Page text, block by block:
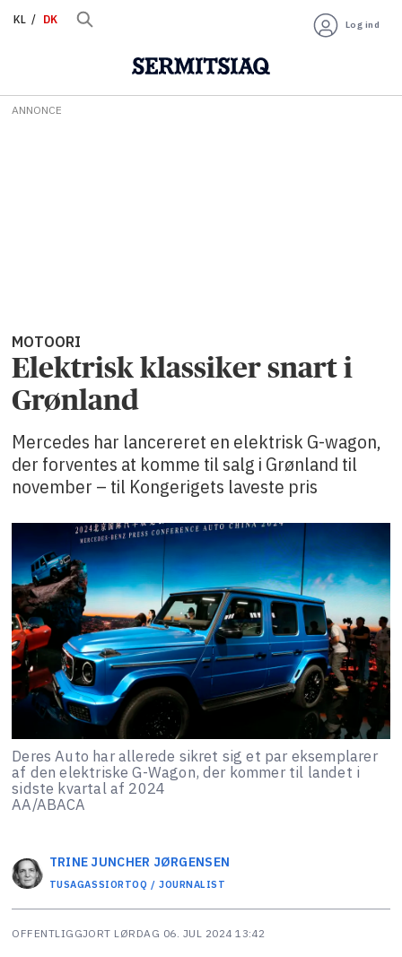
KL DK Log ind
ANNONCE
MOTOORI
Elektrisk klassiker snart i
Grønland
Mercedes har lancereret en elektrisk G-wagon,
der forventes at komme til salg i Grønland til
november – til Kongerigets laveste pris
Deres Auto har allerede sikret sig et par eksemplarer
af den elektriske G-Wagon, der kommer til landet i
sidste kvartal af 2024
AA/ABACA
TRINE JUNCHER JØRGENSEN
TUSAGASSIORTOQ / JOURNALIST
OFFENTLIGGJORT LØRDAG 06. JUL 2024 13:42